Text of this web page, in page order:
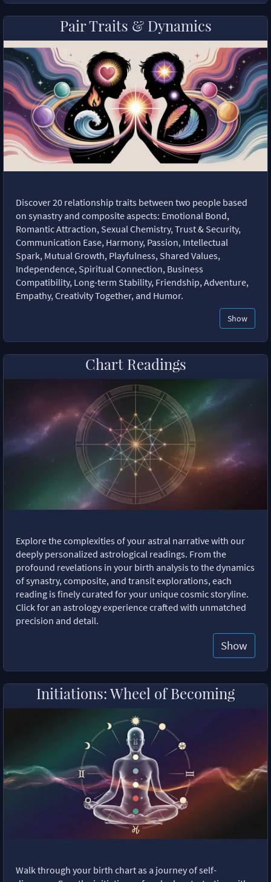
Pair Traits & Dynamics
Discover 20 relationship traits between two people based
on synastry and composite aspects: Emotional Bond,
Romantic Attraction, Sexual Chemistry, Trust & Security,
Communication Ease, Harmony, Passion, Intellectual
Spark, Mutual Growth, Playfulness, Shared Values,
Independence, Spiritual Connection, Business
Compatibility, Long-term Stability, Friendship, Adventure,
Empathy, Creativity Together, and Humor.
Show
Chart Readings
Explore the complexities of your astral narrative with our
deeply personalized astrological readings. From the
profound revelations in your birth analysis to the dynamics
of synastry, composite, and transit explorations, each
reading is finely curated for your unique cosmic storyline.
Click for an astrology experience crafted with unmatched
precision and detail.
Show
Initiations: Wheel of Becoming
Walk through your birth chart as a journey of self-